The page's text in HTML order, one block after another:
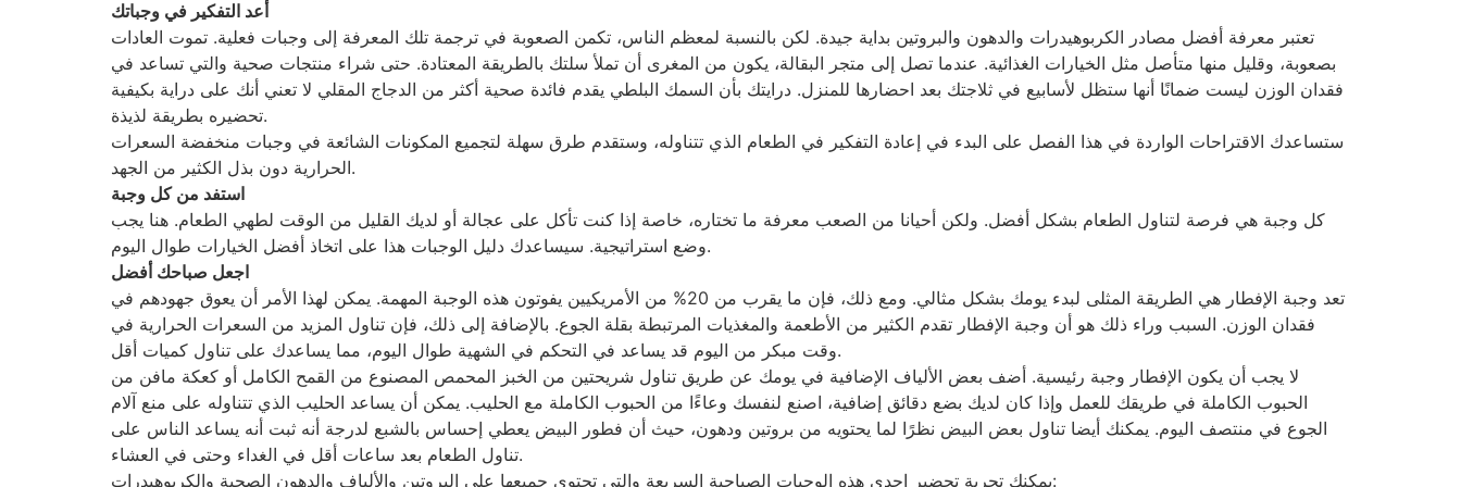
أعد التفكير في وجباتك
تعتبر معرفة أفضل مصادر الكربوهيدرات والدهون والبروتين بداية جيدة. لكن بالنسبة لمعظم الناس، تكمن الصعوبة في ترجمة تلك المعرفة إلى وجبات فعلية. تموت العادات
بصعوبة، وقليل منها متأصل مثل الخيارات الغذائية. عندما تصل إلى متجر البقالة، يكون من المغرى أن تملأ سلتك بالطريقة المعتادة. حتى شراء منتجات صحية والتي تساعد في
فقدان الوزن ليست ضمانًا أنها ستظل لأسابيع في ثلاجتك بعد احضارها للمنزل. درايتك بأن السمك البلطي يقدم فائدة صحية أكثر من الدجاج المقلي لا تعني أنك على دراية بكيفية
تحضيره بطريقة لذيذة.
ستساعدك الاقتراحات الواردة في هذا الفصل على البدء في إعادة التفكير في الطعام الذي تتناوله، وستقدم طرق سهلة لتجميع المكونات الشائعة في وجبات منخفضة السعرات
الحرارية دون بذل الكثير من الجهد.
استفد من كل وجبة
كل وجبة هي فرصة لتناول الطعام بشكل أفضل. ولكن أحيانا من الصعب معرفة ما تختاره، خاصة إذا كنت تأكل على عجالة أو لديك القليل من الوقت لطهي الطعام. هنا يجب
وضع استراتيجية. سيساعدك دليل الوجبات هذا على اتخاذ أفضل الخيارات طوال اليوم.
اجعل صباحك أفضل
تعد وجبة الإفطار هي الطريقة المثلى لبدء يومك بشكل مثالي. ومع ذلك، فإن ما يقرب من 20% من الأمريكيين يفوتون هذه الوجبة المهمة. يمكن لهذا الأمر أن يعوق جهودهم في
فقدان الوزن. السبب وراء ذلك هو أن وجبة الإفطار تقدم الكثير من الأطعمة والمغذيات المرتبطة بقلة الجوع. بالإضافة إلى ذلك، فإن تناول المزيد من السعرات الحرارية في
وقت مبكر من اليوم قد يساعد في التحكم في الشهية طوال اليوم، مما يساعدك على تناول كميات أقل.
لا يجب أن يكون الإفطار وجبة رئيسية. أضف بعض الألياف الإضافية في يومك عن طريق تناول شريحتين من الخبز المحمص المصنوع من القمح الكامل أو كعكة مافن من
الحبوب الكاملة في طريقك للعمل وإذا كان لديك بضع دقائق إضافية، اصنع لنفسك وعاءًا من الحبوب الكاملة مع الحليب. يمكن أن يساعد الحليب الذي تتناوله على منع آلام
الجوع في منتصف اليوم. يمكنك أيضا تناول بعض البيض نظرًا لما يحتويه من بروتين ودهون، حيث أن فطور البيض يعطي إحساس بالشبع لدرجة أنه ثبت أنه يساعد الناس على
تناول الطعام بعد ساعات أقل في الغداء وحتى في العشاء.
يمكنك تجربة تحضير إحدى هذه الوجبات الصباحية السريعة والتي تحتوي جميعها على البروتين والألياف والدهون الصحية والكربوهيدرات: